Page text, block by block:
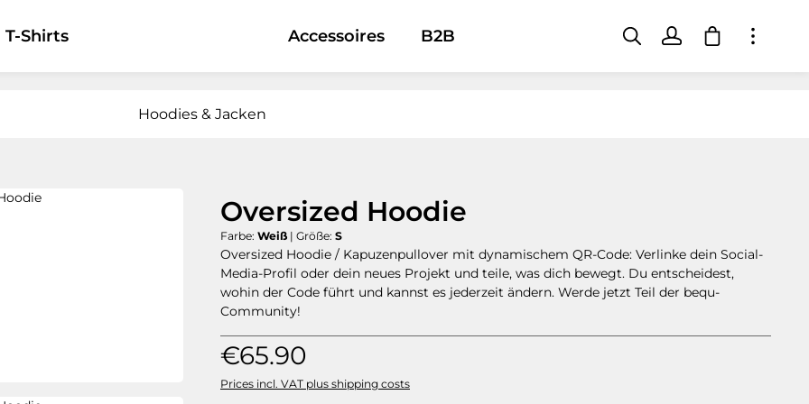
T-Shirts Accessoires B2B Shopping
Hoodies & Jacken
Oversized Hoodie
Farbe: Weiß | Größe: S
Oversized Hoodie / Kapuzenpullover mit dynamischem QR-Code: Verlinke dein Social-
Media-Profil oder dein neues Projekt und teile, was dich bewegt. Du entscheidest,
wohin der Code führt und kannst es jederzeit ändern. Werde jetzt Teil der bequ-
Community!
Regular price:
€65.90
Prices incl. VAT plus shipping costs